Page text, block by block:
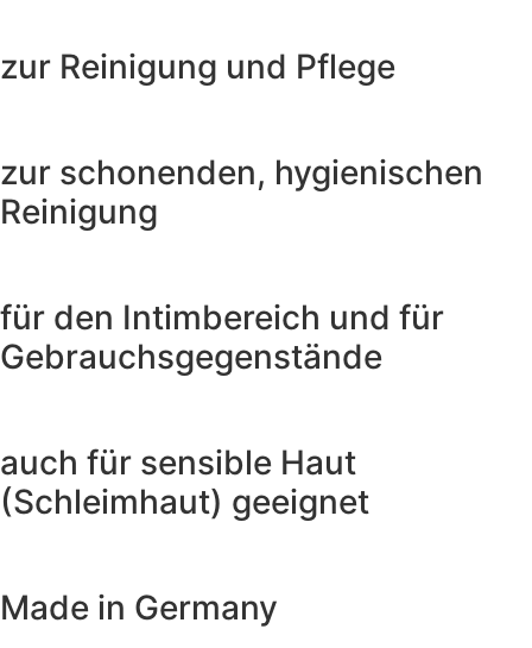
zur Reinigung und Pflege
zur schonenden, hygienischen
Reinigung
für den Intimbereich und für
Gebrauchsgegenstände
auch für sensible Haut
(Schleimhaut) geeignet
Made in Germany